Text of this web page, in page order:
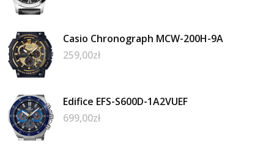
Casio Chronograph MCW-200H-9A
259,00zł
Edifice EFS-S600D-1A2VUEF
699,00zł